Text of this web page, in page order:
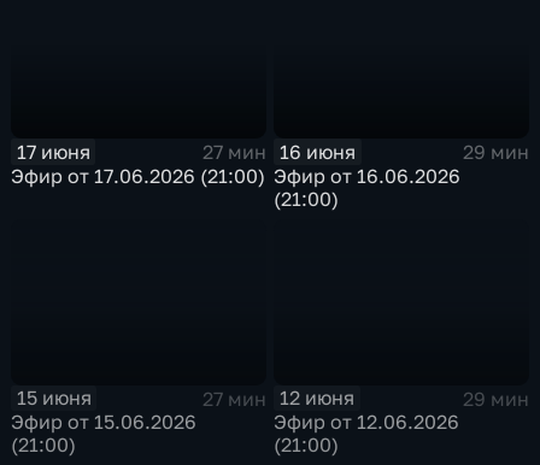
17 июня
27 мин
Эфир от 17.06.2026 (21:00)
16 июня
29 мин
Эфир от 16.06.2026
(21:00)
15 июня
27 мин
Эфир от 15.06.2026
(21:00)
12 июня
29 мин
Эфир от 12.06.2026
(21:00)